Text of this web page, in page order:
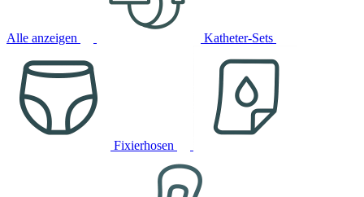
Alle anzeigen Katheter-Sets
Fixierhosen